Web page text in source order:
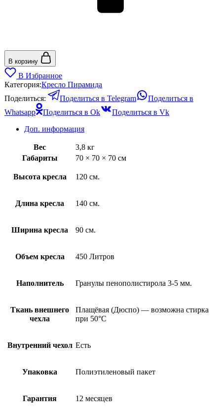
В корзину
В Избранное
Категория:Кресло Пирамида
Поделиться:
Поделиться в Telegram
Поделиться в
Whatsapp
Поделиться в Ok
Поделиться в Vk
Доп. информация
Вес
3,8 кг
Габариты
70 × 70 × 70 см
Высота кресла 120 см.
Длина кресла 140 см.
Ширина кресла 90 см.
Объем кресла 450 Литров
Наполнитель Гранулы пенополистирола 3-5 мм.
Ткань внешнего
чехла
Плащёвая (Дюспо) — возможна стирка
при 50°С
Внутренний чехол Есть
Упаковка Полиэтиленовый пакет
Гарантия 12 месяцев